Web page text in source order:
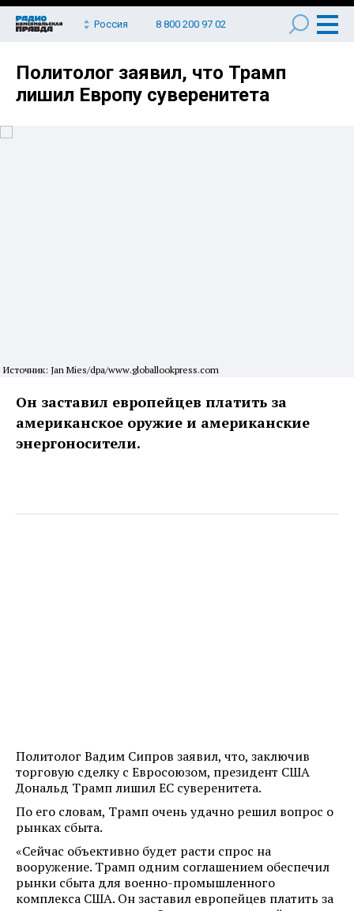
Россия 8 800 200 97 02
Политолог заявил, что Трамп
лишил Европу суверенитета
Источник: Jan Mies/dpa/www.globallookpress.com
Он заставил европейцев платить за
американское оружие и американские
энергоносители.
Политолог Вадим Сипров заявил, что, заключив
торговую сделку с Евросоюзом, президент США
Дональд Трамп лишил ЕС суверенитета.
По его словам, Трамп очень удачно решил вопрос о
рынках сбыта.
«Сейчас объективно будет расти спрос на
вооружение. Трамп одним соглашением обеспечил
рынки сбыта для военно-промышленного
комплекса США. Он заставил европейцев платить за